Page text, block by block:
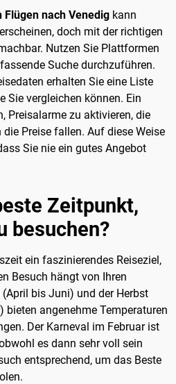
Flügen nach Venedig kann
doch mit der richtigen
Nutzen Sie Plattformen
Suche durchzuführen.
erhalten Sie eine Liste
Sie vergleichen können. Ein
Preisalarme zu aktivieren, die
Preise fallen. Auf diese Weise
Sie nie ein gutes Angebot
Zeitpunkt,
besuchen?
ein faszinierendes Reiseziel,
Besuch hängt von Ihren
bis Juni) und der Herbst
bieten angenehme Temperaturen
Der Karneval im Februar ist
es dann sehr voll sein
entsprechend, um das Beste